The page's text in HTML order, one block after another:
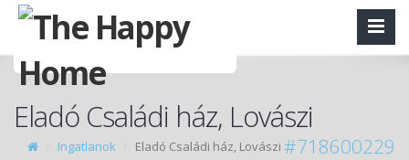
Eladó Családi ház, Lovászi
Ingatlanok Eladó Családi ház, Lovászi #718600229